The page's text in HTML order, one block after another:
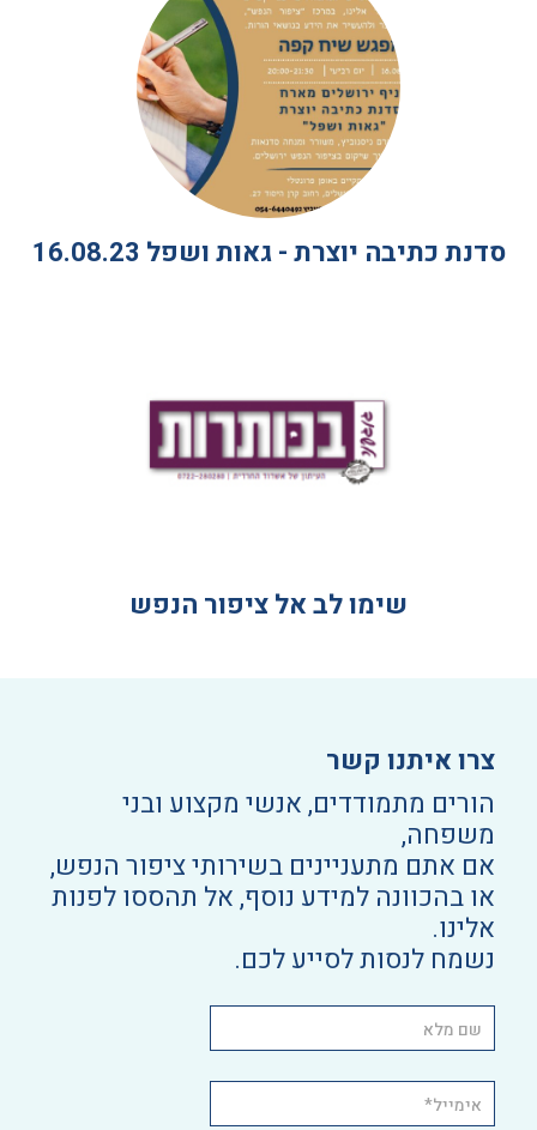
סדנת כתיבה יוצרת - גאות ושפל 16.08.23
שימו לב אל ציפור הנפש
צרו איתנו קשר
הורים מתמודדים, אנשי מקצוע ובני
משפחה,
אם אתם מתעניינים בשירותי ציפור הנפש,
או בהכוונה למידע נוסף, אל תהססו לפנות
אלינו.
נשמח לנסות לסייע לכם.